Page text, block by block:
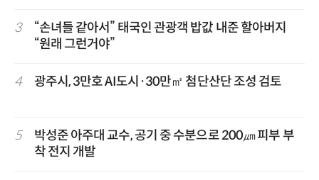
3
“손녀들 같아서” 태국인 관광객 밥값 내준 할아버지
“원래 그런거야”
4 광주시, 3만호 AI도시·30만㎡ 첨단산단 조성 검토
5
박성준 아주대 교수, 공기 중 수분으로 200㎛ 피부 부
착 전지 개발